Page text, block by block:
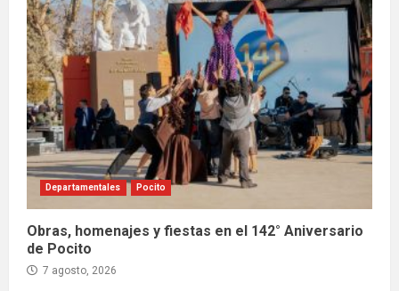
Departamentales Pocito
Obras, homenajes y fiestas en el 142° Aniversario
de Pocito
7 agosto, 2026